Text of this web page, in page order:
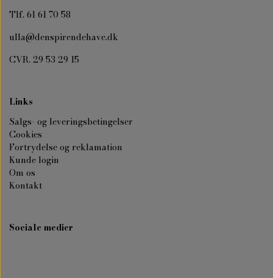
Tlf. 61 61 70 58
ulla@denspirendehave.dk
CVR. 29 53 29 15
Links
Salgs- og leveringsbetingelser
Cookies
Fortrydelse og reklamation
Kunde login
Om os
Kontakt
Sociale medier